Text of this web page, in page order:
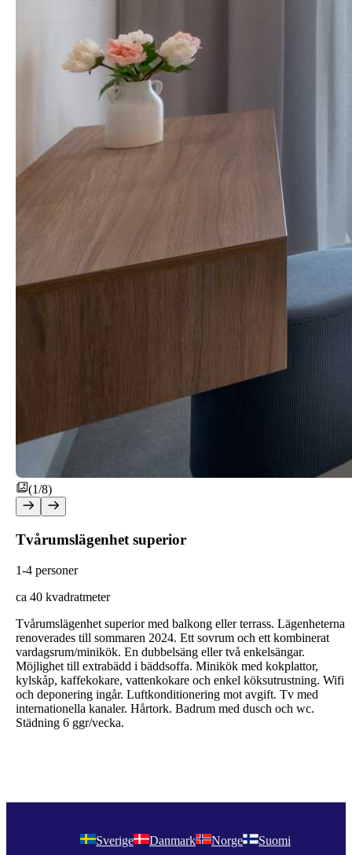
(1/8)
Tvårumslägenhet superior
1-4 personer
ca 40 kvadratmeter
Tvårumslägenhet superior med balkong eller terrass. Lägenheterna
renoverades till sommaren 2024. Ett sovrum och ett kombinerat
vardagsrum/minikök. En dubbelsäng eller två enkelsängar.
Möjlighet till extrabädd i bäddsoffa. Minikök med kokplattor,
kylskåp, kaffekokare, vattenkokare och enkel köksutrustning. Wifi
och deponering ingår. Luftkonditionering mot avgift. Tv med
internationella kanaler. Hårtork. Badrum med dusch och wc.
Städning 6 ggr/vecka.
Sverige Danmark Norge Suomi